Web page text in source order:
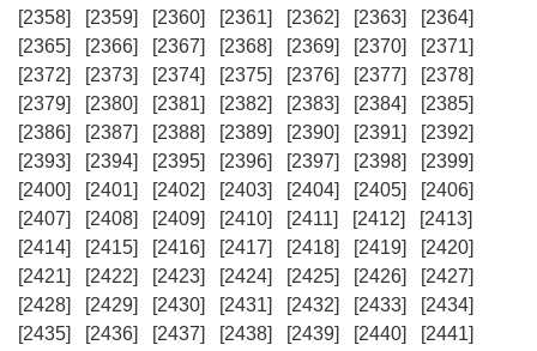
[2358]
[2359] [2360] [2361] [2362] [2363]
[2364]
[2365]
[2366] [2367] [2368] [2369] [2370]
[2371]
[2372]
[2373] [2374] [2375] [2376] [2377]
[2378]
[2379]
[2380] [2381] [2382] [2383] [2384]
[2385]
[2386]
[2387] [2388] [2389] [2390] [2391]
[2392]
[2393]
[2394] [2395] [2396] [2397] [2398]
[2399]
[2400]
[2401] [2402] [2403] [2404] [2405]
[2406]
[2407]
[2408] [2409] [2410] [2411] [2412]
[2413]
[2414]
[2415] [2416] [2417] [2418] [2419]
[2420]
[2421]
[2422] [2423] [2424] [2425] [2426]
[2427]
[2428]
[2429] [2430] [2431] [2432] [2433]
[2434]
[2435]
[2436] [2437] [2438] [2439] [2440]
[2441]